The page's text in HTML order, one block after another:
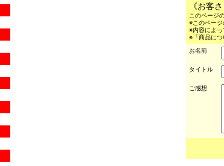
《お客
このページ
※このページ
※内容によっ
※「商品に
お名前
タイトル
ご感想